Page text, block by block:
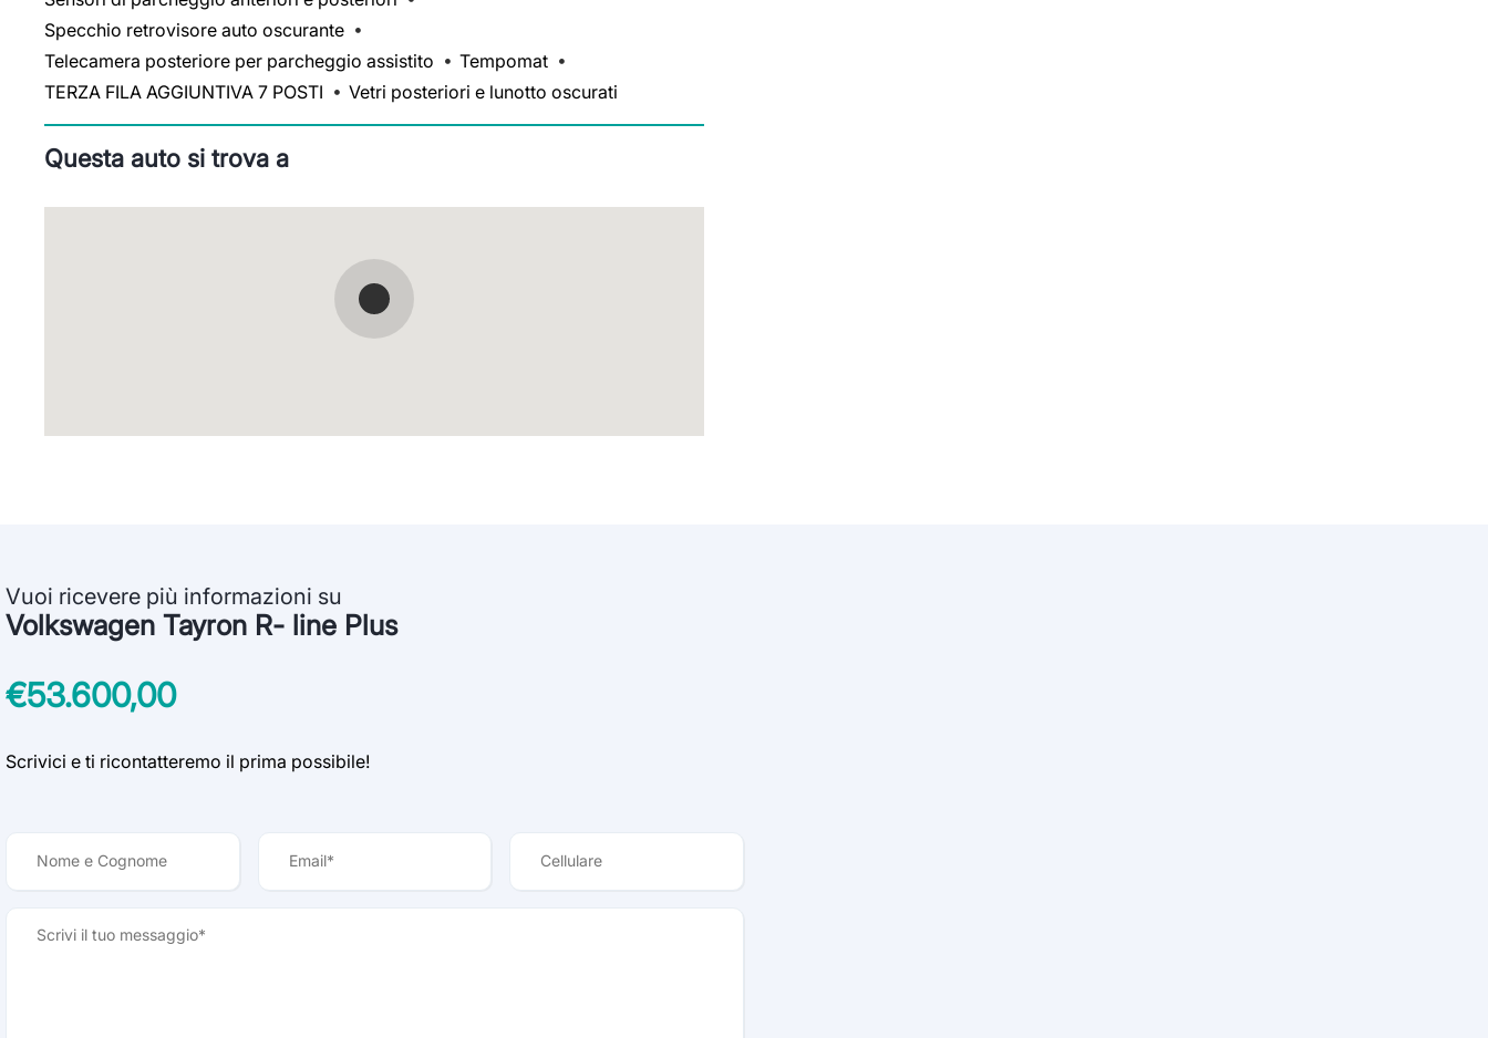
Specchio retrovisore auto oscurante
Telecamera posteriore per parcheggio assistito
Tempomat
TERZA FILA AGGIUNTIVA 7 POSTI
Vetri posteriori e lunotto oscurati
Questa auto si trova a
Vuoi ricevere più informazioni su
Volkswagen Tayron R- line Plus
€53.600,00
Scrivici e ti ricontatteremo il prima possibile!